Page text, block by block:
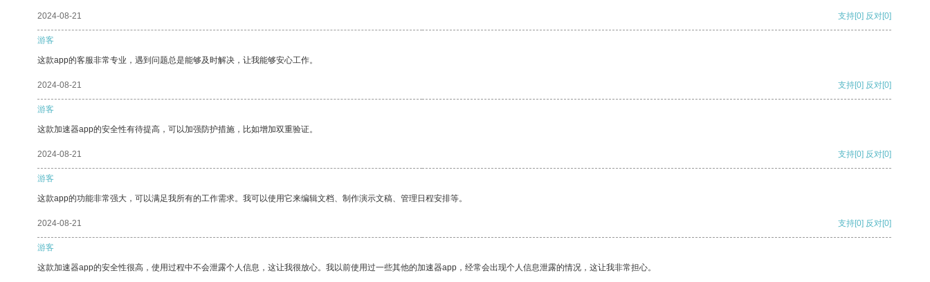
2024-08-21 支持[0] 反对[0]
游客
这款app的客服非常专业，遇到问题总是能够及时解决，让我能够安心工作。
2024-08-21 支持[0] 反对[0]
游客
这款加速器app的安全性有待提高，可以加强防护措施，比如增加双重验证。
2024-08-21 支持[0] 反对[0]
游客
这款app的功能非常强大，可以满足我所有的工作需求。我可以使用它来编辑文档、制作演示文稿、管理日程安排等。
2024-08-21 支持[0] 反对[0]
游客
这款加速器app的安全性很高，使用过程中不会泄露个人信息，这让我很放心。我以前使用过一些其他的加速器app，经常会出现个人信息泄露的情况，这让我非常担心。